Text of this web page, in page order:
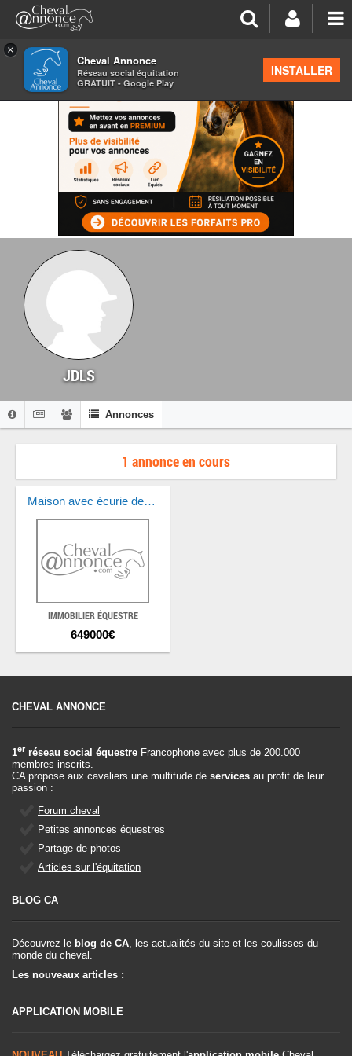
×
Cheval Annonce
Réseau social équitation
GRATUIT - Google Play
INSTALLER
JDLS
Annonces
1 annonce en cours
Maison avec écurie de 6 boxes – Idéal propriétaire cavalier
IMMOBILIER ÉQUESTRE
649000€
CHEVAL ANNONCE
1er réseau social équestre Francophone avec plus de 200.000
membres inscrits.
CA propose aux cavaliers une multitude de services au profit de leur
passion :
Forum cheval
Petites annonces équestres
Partage de photos
Articles sur l'équitation
BLOG CA
Découvrez le blog de CA, les actualités du site et les coulisses du
monde du cheval.
Les nouveaux articles :
APPLICATION MOBILE